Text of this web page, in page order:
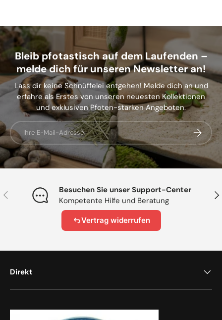
Bleib pfotastisch auf dem Laufenden –
melde dich für unseren Newsletter an!
Lass dir keine Schnüffelei entgehen! Melde dich an und
erfahre als Erstes von unseren neuesten Kollektionen
und exklusiven Pfoten-starken Angeboten.
E-Mail
Vorherige
Besuchen Sie unser Support-Center
Kompetente Hilfe und Beratung
Vertrag widerrufen
Direkt